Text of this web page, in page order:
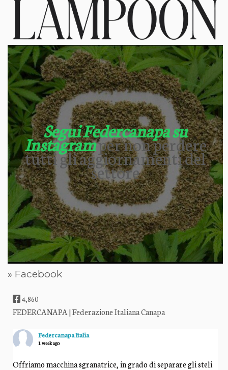
Segui Federcanapa su
Instagramper non perdere
tutti gli aggiornamenti del
settore
» Facebook
4,860
FEDERCANAPA | Federazione Italiana Canapa
Federcanapa Italia
1 week ago
Offriamo macchina sgranatrice, in grado di separare gli steli